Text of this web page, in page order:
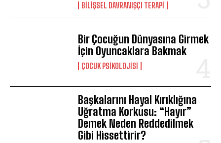
BILIŞSEL DAVRANIŞÇI TERAPI
Bir Çocuğun Dünyasına Girmek
İçin Oyuncaklara Bakmak
ÇOCUK PSIKOLOJISI
Başkalarını Hayal Kırıklığına
Uğratma Korkusu: “Hayır”
Demek Neden Reddedilmek
Gibi Hissettirir?